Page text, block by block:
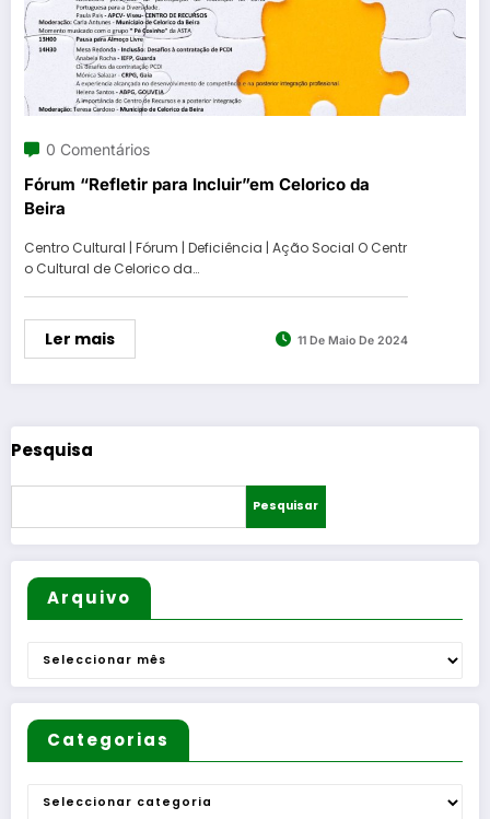
0 Comentários
Fórum “Refletir para Incluir”em Celorico da
Beira
Centro Cultural | Fórum | Deficiência | Ação Social O Centr
o Cultural de Celorico da…
Ler mais 11 De Maio De 2024
Pesquisa
Pesquisar
Arquivo
Arquivo
Categorias
Categorias